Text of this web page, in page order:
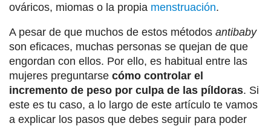
ováricos, miomas o la propia menstruación.
A pesar de que muchos de estos métodos antibaby
son eficaces, muchas personas se quejan de que
engordan con ellos. Por ello, es habitual entre las
mujeres preguntarse cómo controlar el
incremento de peso por culpa de las píldoras. Si
este es tu caso, a lo largo de este artículo te vamos
a explicar los pasos que debes seguir para poder